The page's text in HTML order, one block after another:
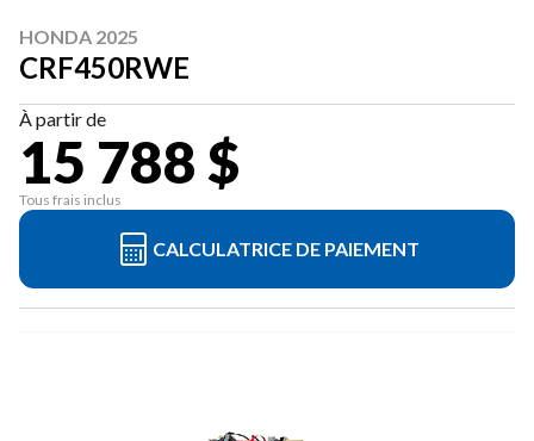
HONDA 2025
CRF450RWE
À partir de
15 788 $
Tous frais inclus
CALCULATRICE DE PAIEMENT